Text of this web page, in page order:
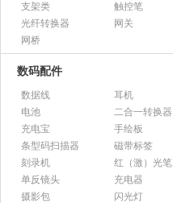
支架类
触控笔
光纤转换器
网关
网桥
数码配件
数据线
耳机
电池
二合一转换器
充电宝
手绘板
条型码扫描器
磁带标签
刻录机
红（激）光笔
单反镜头
充电器
摄影包
闪光灯